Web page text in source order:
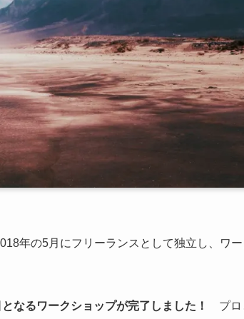
年の5月にフリーランスとして独立し、ワー
なるワークショップが完了しました！ プロ